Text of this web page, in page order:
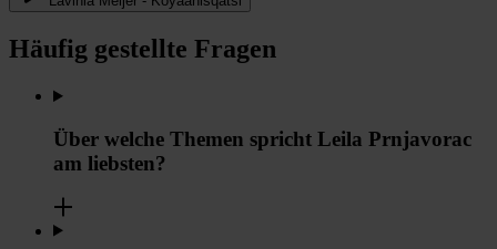
Häufig gestellte Fragen
Über welche Themen spricht Leila Prnjavorac
am liebsten?